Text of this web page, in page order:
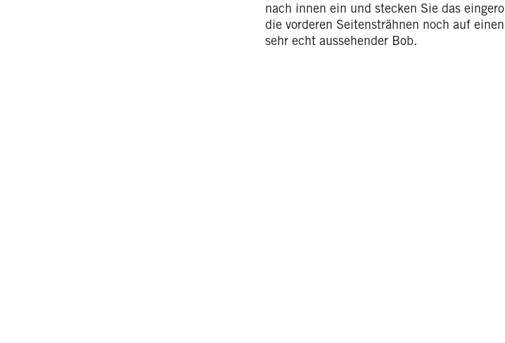
nach innen ein und stecken Sie das
die vorderen Seitensträhnen noch auf
sehr echt aussehender Bob.